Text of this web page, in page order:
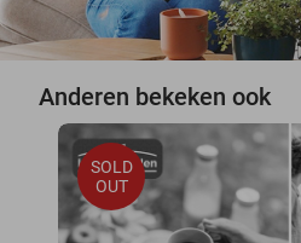
Anderen bekeken ook
SOLD
OUT